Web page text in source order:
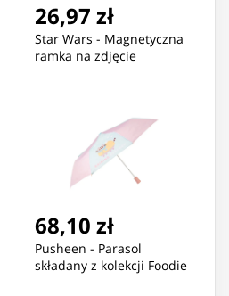
26,97 zł
Star Wars - Magnetyczna
ramka na zdjęcie
68,10 zł
Pusheen - Parasol
składany z kolekcji Foodie